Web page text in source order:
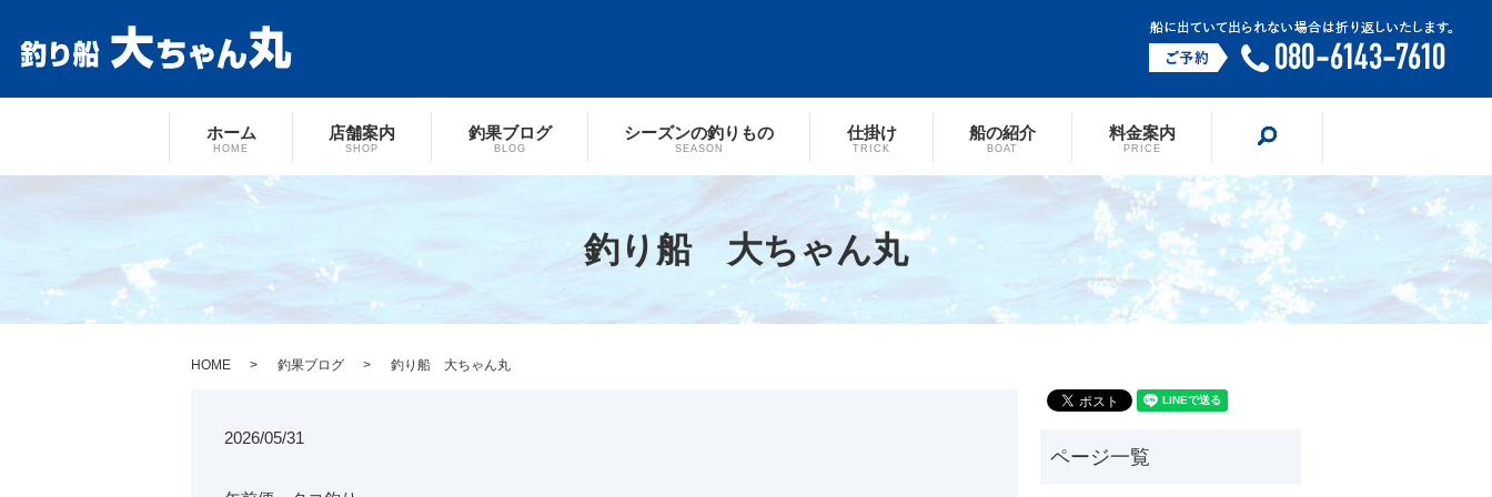
ホーム
HOME
店舗案内
SHOP
釣果ブログ
BLOG
シーズンの釣りもの
SEASON
仕掛け
TRICK
船の紹介
BOAT
料金案内
PRICE
釣り船 大ちゃん丸
HOME 釣果ブログ 釣り船 大ちゃん丸
2026/05/31